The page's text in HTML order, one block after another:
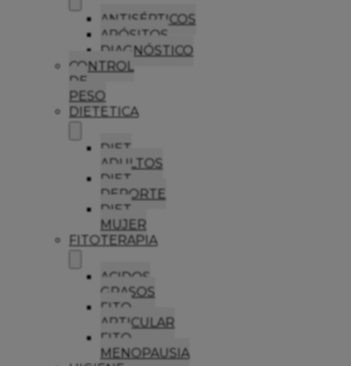
ANTISÉPTICOS
APÓSITOS
DIAGNÓSTICO
CONTROL
DE
PESO
DIETETICA
DIET
ADULTOS
DIET
DEPORTE
DIET
MUJER
FITOTERAPIA
ACIDOS
GRASOS
FITO
ARTICULAR
FITO
MENOPAUSIA